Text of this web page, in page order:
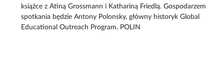
książce z Atiną Grossmann i Kathariną Friedlą. Gospodarzem
spotkania będzie Antony Polonsky, główny historyk Global
Educational Outreach Program. POLIN